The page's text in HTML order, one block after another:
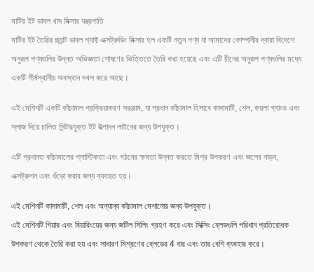
মাটির ইট ডাবল খাদ মিক্সার যন্ত্রপাতি
মাটির ইট তৈরির প্ল্যান্ট ডাবল শ্যাফ্ট এক্সট্রুডিং মিক্সার হল একটি নতুন পণ্য যা আমাদের কোম্পানীর দ্বারা বিদেশে
অনুরূপ পণ্যগুলির উন্নত অভিজ্ঞতা শোষণের ভিত্তিতে তৈরি করা হয়েছে এবং এটি চীনের অনুরূপ পণ্যগুলির মধ্যে
একটি শীর্ষস্থানীয় অবস্থান দখল করে আছে।
এই মেশিনটি একটি কাঁচামাল প্রক্রিয়াকরণ সরঞ্জাম, যা প্রধান কাঁচামাল হিসাবে কাদামাটি, শেল, কয়লা গ্যাংগু এবং
স্লাজ দিয়ে চালিত সিন্টারযুক্ত ইট উত্পাদন লাইনের জন্য উপযুক্ত।
এটি প্রধানত কাঁচামালের প্লাস্টিকতা এবং গঠনের ক্ষমতা উন্নত করতে মিশ্র উপকরণ এবং জলের নাড়ন,
এক্সট্রুশন এবং গুঁড়ো করার জন্য ব্যবহৃত হয়।
এই মেশিনটি কাদামাটি, শেল এবং অন্যান্য কাঁচামাল মেশানোর জন্য উপযুক্ত।
এই মেশিনটি গিয়ার এবং বিয়ারিংয়ের জন্য জটিল সিলিং গ্রহণ করে এবং মিক্সিং ব্লেডগুলি পরিধান প্রতিরোধক
উপকরণ থেকে তৈরি করা হয় এবং সাধারণ মিশ্রণের ব্লেডের 4 বার এবং তার বেশি ব্যবহার করে।